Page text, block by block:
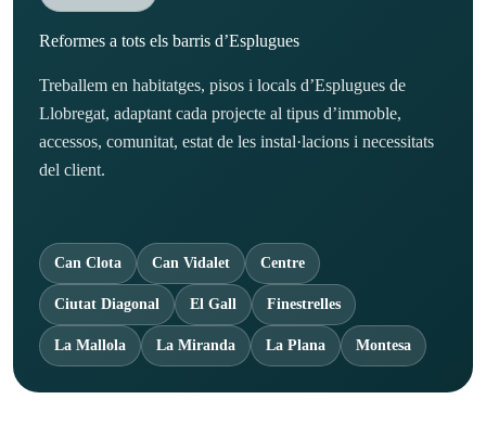
Reformes a tots els barris d’Esplugues
Treballem en habitatges, pisos i locals d’Esplugues de
Llobregat, adaptant cada projecte al tipus d’immoble,
accessos, comunitat, estat de les instal·lacions i necessitats
del client.
Can Clota Can Vidalet Centre
Ciutat Diagonal El Gall Finestrelles
La Mallola La Miranda La Plana Montesa